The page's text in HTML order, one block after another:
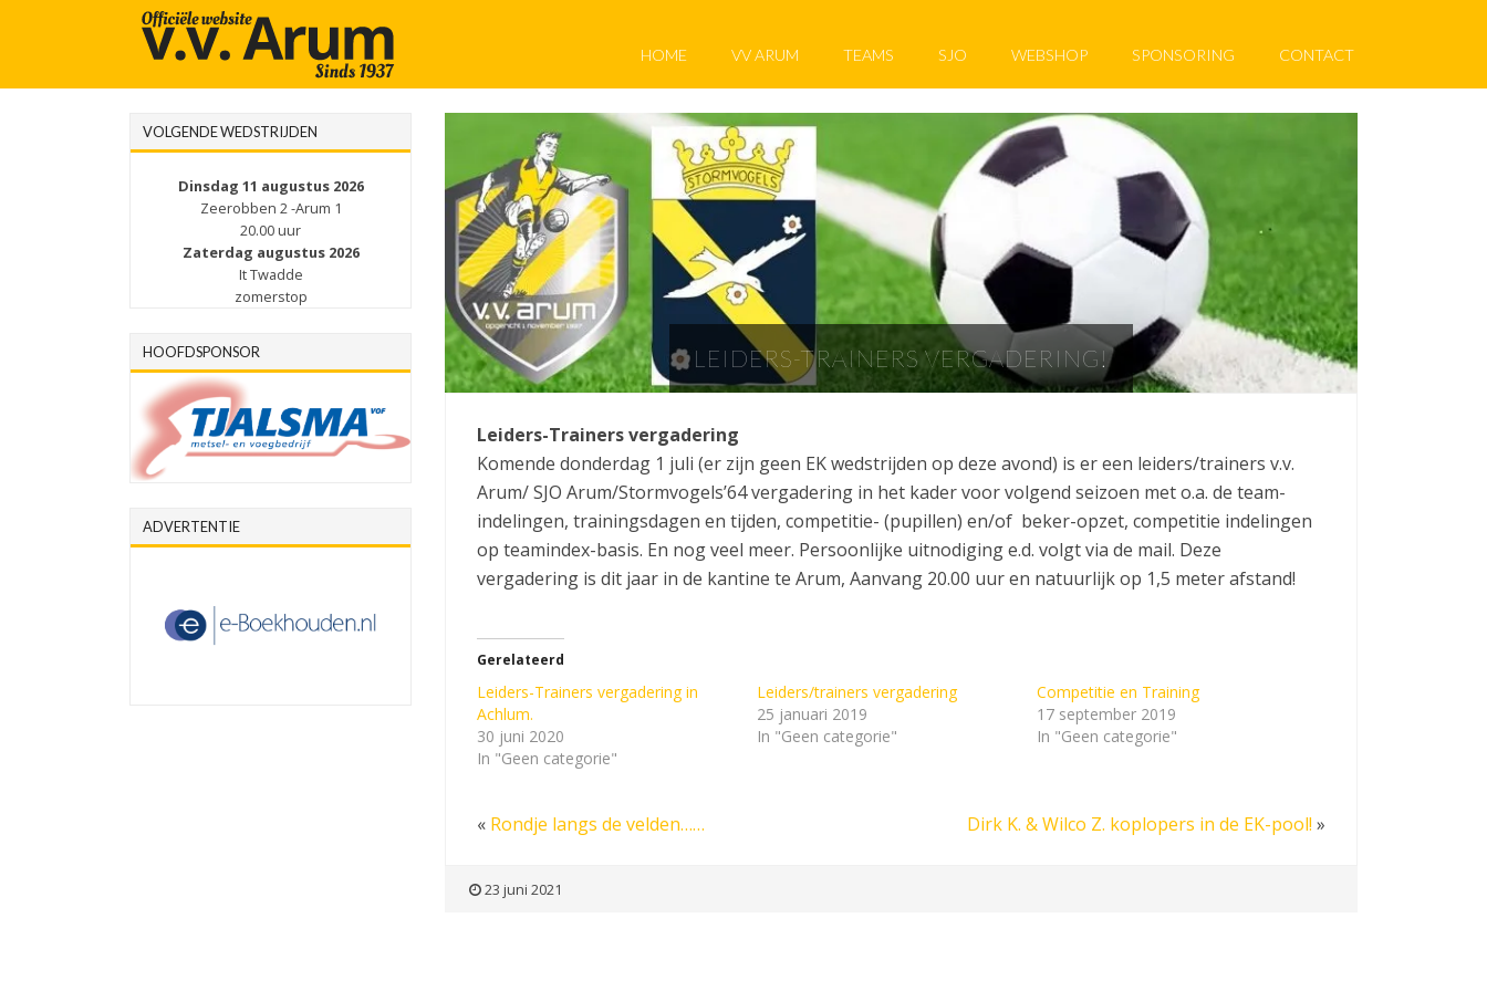
HOME VV ARUM TEAMS SJO WEBSHOP SPONSORING CONTACT
LEIDERS-TRAINERS VERGADERING!
Leiders-Trainers vergadering
Komende donderdag 1 juli (er zijn geen EK wedstrijden op deze avond) is er een leiders/trainers v.v.
Arum/ SJO Arum/Stormvogels’64 vergadering in het kader voor volgend seizoen met o.a. de team-
indelingen, trainingsdagen en tijden, competitie- (pupillen) en/of beker-opzet, competitie indelingen
op teamindex-basis. En nog veel meer. Persoonlijke uitnodiging e.d. volgt via de mail. Deze
vergadering is dit jaar in de kantine te Arum, Aanvang 20.00 uur en natuurlijk op 1,5 meter afstand!
Gerelateerd
Leiders-Trainers vergadering in
Achlum.
30 juni 2020
In "Geen categorie"
Leiders/trainers vergadering
25 januari 2019
In "Geen categorie"
Competitie en Training
17 september 2019
In "Geen categorie"
« Rondje langs de velden…… Dirk K. & Wilco Z. koplopers in de EK-pool! »
23 juni 2021
VOLGENDE WEDSTRIJDEN
Dinsdag 11 augustus 2026
Zeerobben 2 -Arum 1
20.00 uur
Zaterdag augustus 2026
It Twadde
zomerstop
HOOFDSPONSOR
ADVERTENTIE